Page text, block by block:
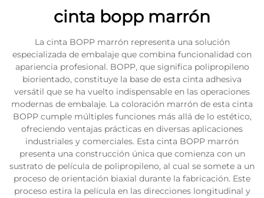
cinta bopp marrón
La cinta BOPP marrón representa una solución
especializada de embalaje que combina funcionalidad con
apariencia profesional. BOPP, que significa polipropileno
biorientado, constituye la base de esta cinta adhesiva
versátil que se ha vuelto indispensable en las operaciones
modernas de embalaje. La coloración marrón de esta cinta
BOPP cumple múltiples funciones más allá de lo estético,
ofreciendo ventajas prácticas en diversas aplicaciones
industriales y comerciales. Esta cinta BOPP marrón
presenta una construcción única que comienza con un
sustrato de película de polipropileno, al cual se somete a un
proceso de orientación biaxial durante la fabricación. Este
proceso estira la película en las direcciones longitudinal y